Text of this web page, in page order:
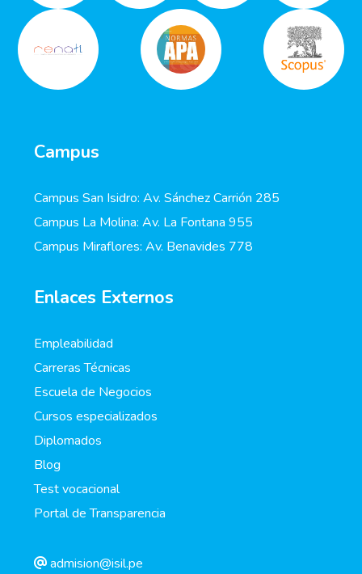
Campus
Campus San Isidro: Av. Sánchez Carrión 285
Campus La Molina: Av. La Fontana 955
Campus Miraflores: Av. Benavides 778
Enlaces Externos
Empleabilidad
Carreras Técnicas
Escuela de Negocios
Cursos especializados
Diplomados
Blog
Test vocacional
Portal de Transparencia
admision@isil.pe